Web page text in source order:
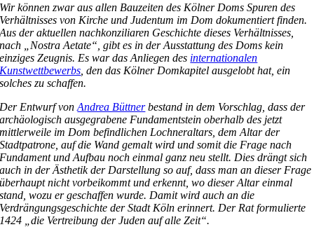
Wir können zwar aus allen Bauzeiten des Kölner Doms Spuren des
Verhältnisses von Kirche und Judentum im Dom dokumentiert finden.
Aus der aktuellen nachkonziliaren Geschichte dieses Verhältnisses,
nach „Nostra Aetate“, gibt es in der Ausstattung des Doms kein
einziges Zeugnis. Es war das Anliegen des internationalen
Kunstwettbewerbs , den das Kölner Domkapitel ausgelobt hat, ein
solches zu schaffen.
Der Entwurf vonAndrea Büttnerbestand in dem Vorschlag, dass der
archäologisch ausgegrabene Fundamentstein oberhalb des jetzt
mittlerweile im Dom befindlichen Lochneraltars, dem Altar der
Stadtpatrone, auf die Wand gemalt wird und somit die Frage nach
Fundament und Aufbau noch einmal ganz neu stellt. Dies drängt sich
auch in der Ästhetik der Darstellung so auf, dass man an dieser Frage
überhaupt nicht vorbeikommt und erkennt, wo dieser Altar einmal
stand, wozu er geschaffen wurde. Damit wird auch an die
Verdrängungsgeschichte der Stadt Köln erinnert. Der Rat formulierte
1424 „die Vertreibung der Juden auf alle Zeit“.